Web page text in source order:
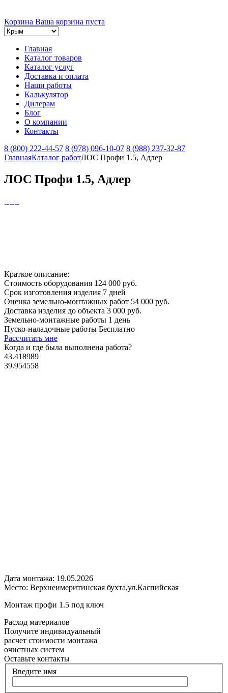
Корзина Ваша корзина пуста
Главная
Каталог товаров
Каталог услуг
Доставка и оплата
Наши работы
Калькулятор
Дилерам
Блог
О компании
Контакты
8 (800) 222-44-57 8 (978) 096-10-07 8 (988) 237-32-87
ГлавнаяКаталог работЛОС Профи 1.5, Адлер
ЛОС Профи 1.5, Адлер
Краткое описание:
Стоимость оборудования 124 000 руб.
Срок изготовления изделия 7 дней
Оценка земельно-монтажных работ 54 000 руб.
Доставка изделия до объекта 3 000 руб.
Земельно-монтажные работы 1 день
Пуско-наладочные работы Бесплатно
Рассчитать мне
Когда и где была выполнена работа?
43.418989
39.954558
Дата монтажа: 19.05.2026
Место: Верхнеимеритинская бухта,ул.Каспийская
Монтаж профи 1.5 под ключ
Расход материалов
Получите индивидуальный
расчет стоимости монтажа
очистных систем
Оставьте контакты
Введите имя